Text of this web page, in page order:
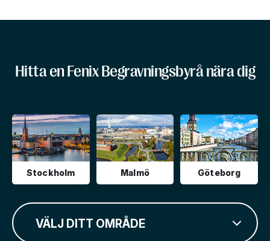
Hitta en Fenix Begravningsbyrå nära dig
Stockholm Malmö Göteborg
VÄLJ DITT OMRÅDE